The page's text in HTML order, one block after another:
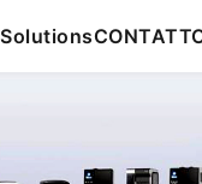
Solutions